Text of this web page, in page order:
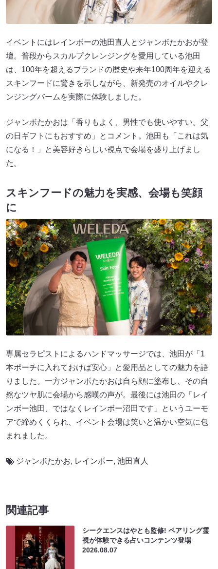
イベントにはレインボーの池田直人とジャンボたかおが登
壇。普段からスカルプクレンジングを愛用している池田
は、100年を超えるブランドの歴史や来年100周年を迎える
スキンフードに驚きを示しながら、新発売のオイルやクレ
ンジングバームを実際に体験しました。
ジャンボたかおは「香りもよく、男性でも使いやすい。父
の日ギフトにもおすすめ」とコメント。池田も「これは気
になる！」と美容好きらしい視点で会場を盛り上げまし
た。
スキンフードの魅力を実感、会場も笑顔
に
専属セラピストによるハンドマッサージでは、池田が「1
本ポーチに入れておけば安心」と愛用品としての魅力を語
りました。一方ジャンボたかおは自ら顔に塗布し、その自
然なツヤ肌に会場から感嘆の声が。最後には池田の「レイ
ンボー池田、ではなくレインボー沼田です」というユーモ
アで締めくくられ、イベント会場は笑いと温かい空気に包
まれました。
ジャンボたかお, レインボー, 池田直人
関連記事
シークエンスはやとも監修! ペアリング霊
視が体験できる占いコンテンツ登場
2026.08.07